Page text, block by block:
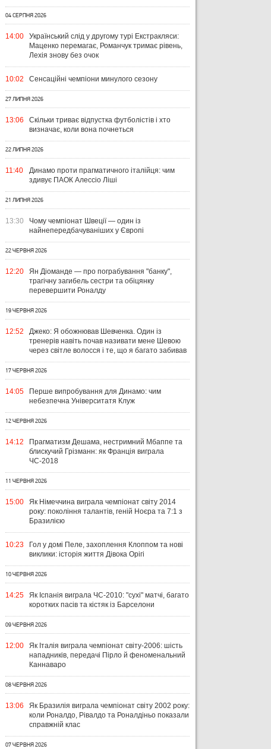
04 СЕРПНЯ 2026
14:00
Український слід у другому турі Екстракляси:
Маценко перемагає, Романчук тримає рівень,
Лехія знову без очок
10:02 Сенсаційні чемпіони минулого сезону
27 ЛИПНЯ 2026
13:06
Скільки триває відпустка футболістів і хто
визначає, коли вона почнеться
22 ЛИПНЯ 2026
11:40
Динамо проти прагматичного італійця: чим
здивує ПАОК Алессіо Ліші
21 ЛИПНЯ 2026
13:30
Чому чемпіонат Швеції — один із
найнепередбачуваніших у Європі
22 ЧЕРВНЯ 2026
12:20
Ян Діоманде — про пограбування "банку",
трагічну загибель сестри та обіцянку
перевершити Роналду
19 ЧЕРВНЯ 2026
12:52
Джеко: Я обожнював Шевченка. Один із
тренерів навіть почав називати мене Шевою
через світле волосся і те, що я багато забивав
17 ЧЕРВНЯ 2026
14:05
Перше випробування для Динамо: чим
небезпечна Університатя Клуж
12 ЧЕРВНЯ 2026
14:12
Прагматизм Дешама, нестримний Мбаппе та
блискучий Грізманн: як Франція виграла
ЧС-2018
11 ЧЕРВНЯ 2026
15:00
Як Німеччина виграла чемпіонат світу 2014
року: покоління талантів, геній Ноєра та 7:1 з
Бразилією
10:23
Гол у домі Пеле, захоплення Клоппом та нові
виклики: історія життя Дівока Орігі
10 ЧЕРВНЯ 2026
14:25
Як Іспанія виграла ЧС-2010: "сухі" матчі, багато
коротких пасів та кістяк із Барселони
09 ЧЕРВНЯ 2026
12:00
Як Італія виграла чемпіонат світу-2006: шість
нападників, передачі Пірло й феноменальний
Каннаваро
08 ЧЕРВНЯ 2026
13:06
Як Бразилія виграла чемпіонат світу 2002 року:
коли Роналдо, Рівалдо та Роналдіньо показали
справжній клас
07 ЧЕРВНЯ 2026